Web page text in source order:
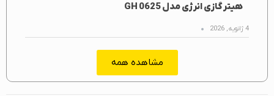
هیتر گازی انرژی مدل GH 0625
4 ژانویه, 2026
مشاهده همه